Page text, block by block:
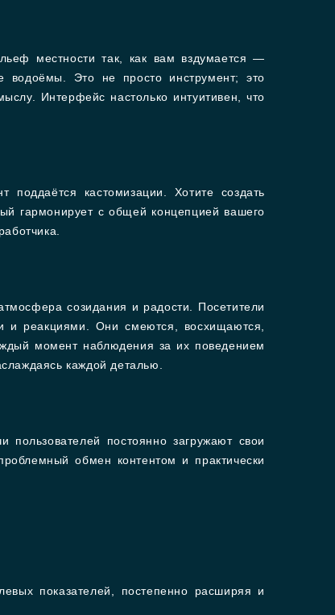
местности так, как вам вздумается —
водоёмы. Это не просто инструмент; это
Интерфейс настолько интуитивен, что
кастомизации. Хотите создать
гармонирует с общей концепцией вашего
созидания и радости. Посетители
и реакциями. Они смеются, восхищаются,
момент наблюдения за их поведением
каждой деталью.
постоянно загружают свои
обмен контентом и практически
показателей, постепенно расширяя и